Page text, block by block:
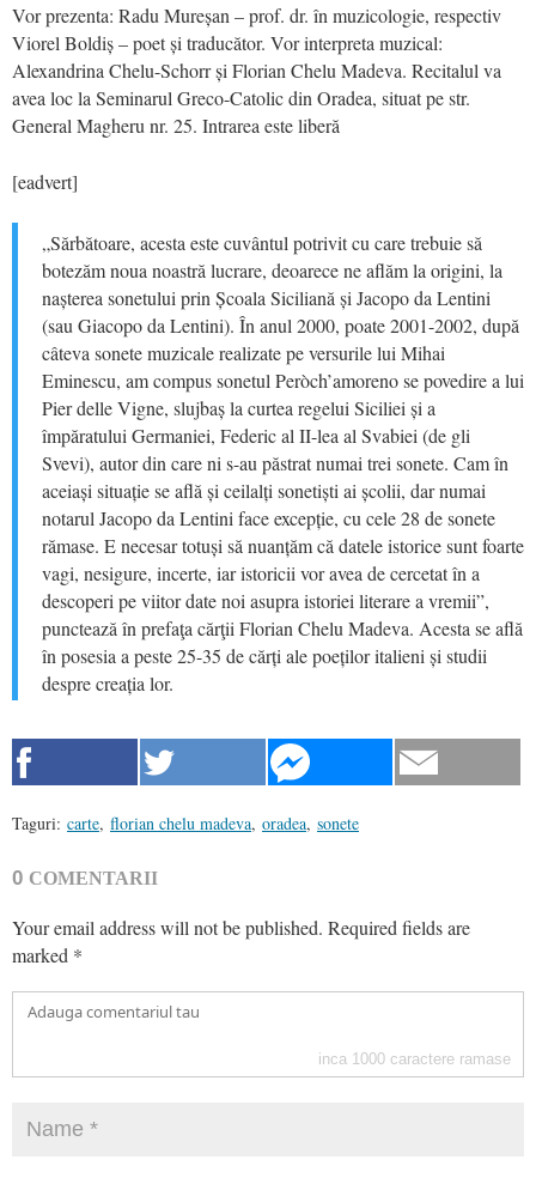
Vor prezenta: Radu Mureșan – prof. dr. în muzicologie, respectiv
Viorel Boldiș – poet și traducător. Vor interpreta muzical:
Alexandrina Chelu-Schorr și Florian Chelu Madeva. Recitalul va
avea loc la Seminarul Greco-Catolic din Oradea, situat pe str.
General Magheru nr. 25. Intrarea este liberă
[eadvert]
„Sărbătoare, acesta este cuvântul potrivit cu care trebuie să
botezăm noua noastră lucrare, deoarece ne aflăm la origini, la
nașterea sonetului prin Școala Siciliană și Jacopo da Lentini
(sau Giacopo da Lentini). În anul 2000, poate 2001-2002, după
câteva sonete muzicale realizate pe versurile lui Mihai
Eminescu, am compus sonetul Peròch’amoreno se povedire a lui
Pier delle Vigne, slujbaș la curtea regelui Siciliei și a
împăratului Germaniei, Federic al II-lea al Svabiei (de gli
Svevi), autor din care ni s-au păstrat numai trei sonete. Cam în
aceiași situație se află și ceilalți sonetiști ai școlii, dar numai
notarul Jacopo da Lentini face excepție, cu cele 28 de sonete
rămase. E necesar totuși să nuanțăm că datele istorice sunt foarte
vagi, nesigure, incerte, iar istoricii vor avea de cercetat în a
descoperi pe viitor date noi asupra istoriei literare a vremii”,
punctează în prefaţa cărţii Florian Chelu Madeva. Acesta se află
în posesia a peste 25-35 de cărți ale poeților italieni și studii
despre creația lor.
Taguri: carte, florian chelu madeva, oradea, sonete
0 COMENTARII
Your email address will not be published. Required fields are
marked *
inca 1000 caractere ramase